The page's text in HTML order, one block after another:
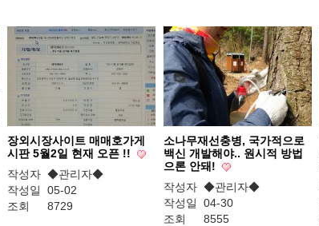
장외시장사이트 매매호가게
시판 5월2일 현재 오픈 !!
작성자 ◆관리자◆
작성일
05-02
조회
8729
소나무재선충병, 국가적으로
백신 개발해야.. 원시적 방법
으론 안돼!
작성자 ◆관리자◆
작성일
04-30
조회
8555